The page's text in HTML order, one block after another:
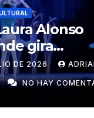
ACONTECER
9 DE
GUZMÁN